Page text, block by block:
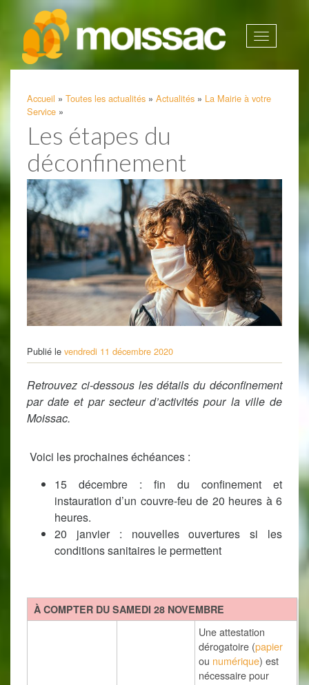
Afficher
Accueil » Toutes les actualités » Actualités » La Mairie à votre
Service »
Les étapes du
déconfinement
Publié le vendredi 11 décembre 2020
Retrouvez ci-dessous les détails du déconfinement
par date et par secteur d’activités pour la ville de
Moissac.
Voici les prochaines échéances :
15 décembre : fin du confinement et
instauration d’un couvre-feu de 20 heures à 6
heures.
20 janvier : nouvelles ouvertures si les
conditions sanitaires le permettent
À COMPTER DU SAMEDI 28 NOVEMBRE
Une attestation
dérogatoire (papier
ou numérique) est
nécessaire pour